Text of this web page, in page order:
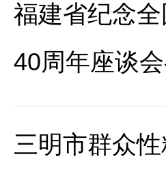
福建省纪念
40周年座谈
三明市群众